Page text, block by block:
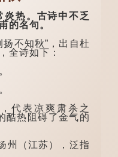
，解作空渺、空
。如《列仙传·安
先生》载琊阜老人
事，以「寥寥安
，虚质高清」形容
空虚无所事事。
代《艺文类
》引晋孙绰《表哀
》：「寥寥空堂，
寂响户」...
热。古诗中不乏
的名句。
不知秋”，出自杜
全诗如下：
代表凉爽肃杀之
酷热阻碍了金气的
（江苏），泛指